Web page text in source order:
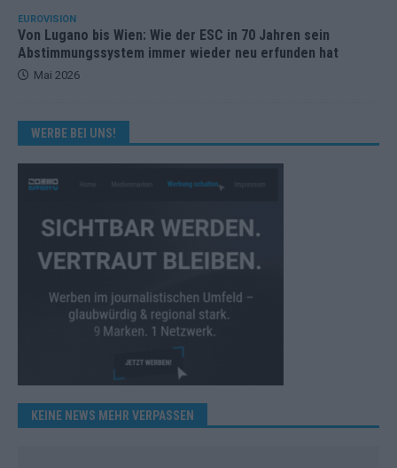
EUROVISION
Von Lugano bis Wien: Wie der ESC in 70 Jahren sein
Abstimmungssystem immer wieder neu erfunden hat
Mai 2026
WERBE BEI UNS!
KEINE NEWS MEHR VERPASSEN